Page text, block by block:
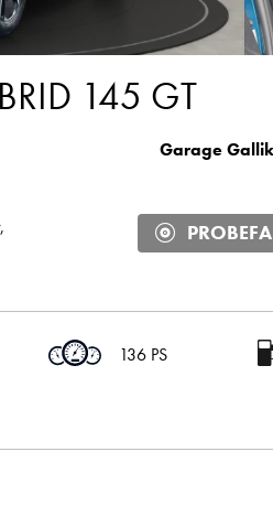
145 GT
Garage
136 PS